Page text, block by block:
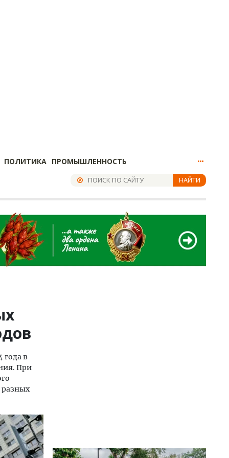
ПОЛИТИКА ПРОМЫШЛЕННОСТЬ
НАЙТИ
года в
При
разных